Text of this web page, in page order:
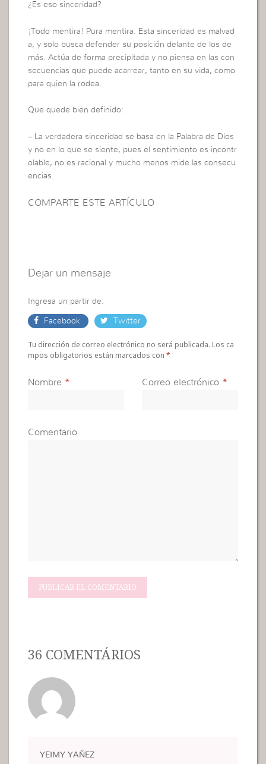
¿Es eso sinceridad?
¡Todo mentira! Pura mentira. Esta sinceridad es malvad
a, y solo busca defender su posición delante de los de
más. Actúa de forma precipitada y no piensa en las con
secuencias que puede acarrear, tanto en su vida, como
para quien la rodea.
Que quede bien definido:
– La verdadera sinceridad se basa en la Palabra de Dios
y no en lo que se siente, pues el sentimiento es incontr
olable, no es racional y mucho menos mide las consecu
encias.
COMPARTE ESTE ARTÍCULO
Dejar un mensaje
Ingresa un partir de:
Facebook Twitter
Tu dirección de correo electrónico no será publicada. Los ca
mpos obligatorios están marcados con*
Nombre * Correo electrónico *
Comentario
36 COMENTÁRIOS
YEIMY YAÑEZ